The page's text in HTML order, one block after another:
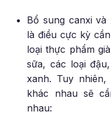
Bổ sung canxi
là điều cực kỳ
loại thực phẩm
sữa, các loại
xanh. Tuy
khác nhau sẽ
nhau: